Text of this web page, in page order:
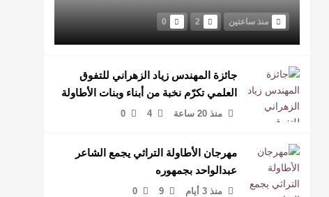
منذ ساعتين 2
0
جائزة المهندس زياد الزهراني للتفوق
العلمي تكرّم نخبة من أبناء وبنات الأطاولة
منذ 20 ساعة 4
0
مهرجان الأطاولة التراثي يجمع الشاعر
عبدالواحد بجمهوره
منذ 3 أيام 9
0